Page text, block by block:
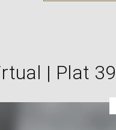
| Plat 39